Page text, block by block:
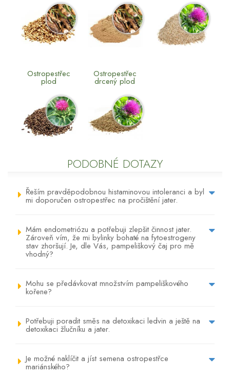
Ostropestřec
plod
Ostropestřec
drcený plod
PODOBNÉ DOTAZY
Řeším pravděpodobnou histaminovou intoleranci a byl
mi doporučen ostropestřec na pročištění jater.
Mám endometriózu a potřebuji zlepšit činnost jater.
Zároveň vím, že mi bylinky bohaté na fytoestrogeny
stav zhoršují. Je, dle Vás, pampeliškový čaj pro mě
vhodný?
Mohu se předávkovat množstvím pampeliškového
kořene?
Potřebuji poradit směs na detoxikaci ledvin a ještě na
detoxikaci žlučníku a jater.
Je možné naklíčit a jíst semena ostropestřce
mariánského?